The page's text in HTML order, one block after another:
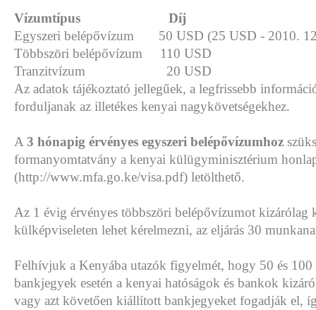
Vízumtípus Díj
Egyszeri belépővízum 50 USD (25 USD - 2010.
Többszöri belépővízum 110 USD
Tranzitvízum 20 USD
Az adatok tájékoztató jellegűek, a legfrissebb
forduljanak az illetékes kenyai nagykövetségekhez.
A 3 hónapig érvényes egyszeri belépővízumhoz
formanyomtatvány a kenyai külügyminisztérium
(http://www.mfa.go.ke/visa.pdf) letölthető.
Az 1 évig érvényes többszöri belépővízumot kizárólag
külképviseleten lehet kérelmezni, az eljárás 30
Felhívjuk a Kenyába utazók figyelmét, hogy 50 és
bankjegyek esetén a kenyai hatóságok és bankok
vagy azt követően kiállított bankjegyeket fogadják el,